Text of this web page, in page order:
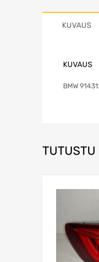
KUVAUS
KUVAUS
BMW
TUTUSTU